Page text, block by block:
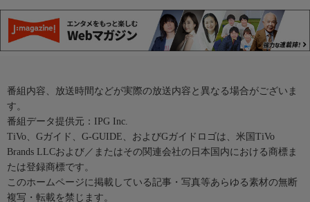
番組内容、放送時間などが実際の放送内容と異なる場合がございま
す。
番組データ提供元：IPG Inc.
TiVo、Gガイド、G-GUIDE、およびGガイドロゴは、米国TiVo
Brands LLCおよび／またはその関連会社の日本国内における商標ま
たは登録商標です。
このホームページに掲載している記事・写真等あらゆる素材の無断
複写・転載を禁じます。